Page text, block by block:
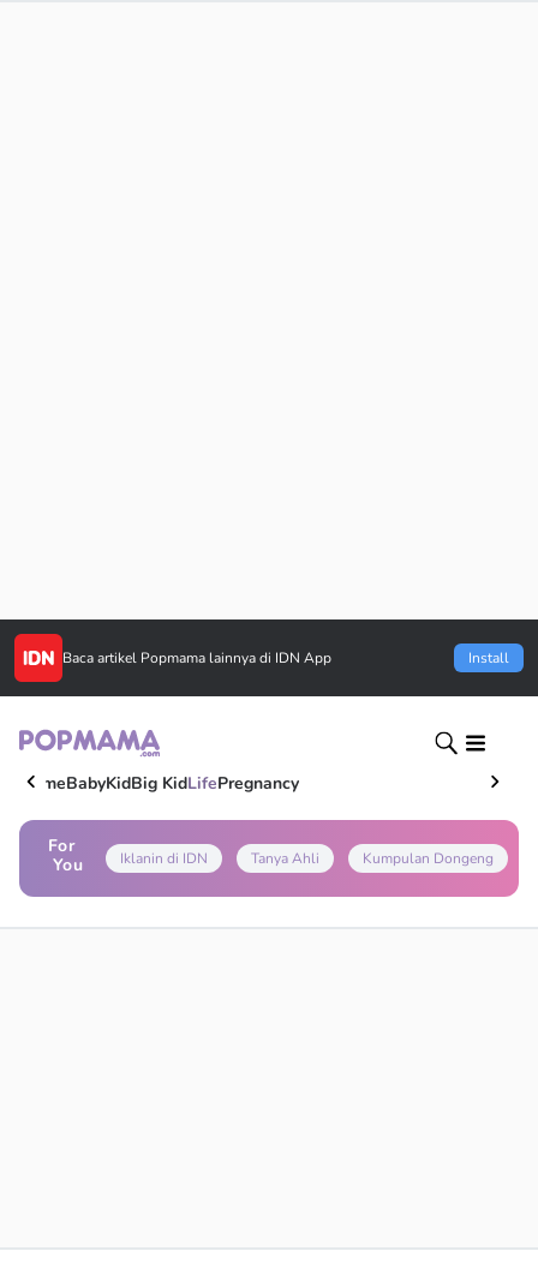
Baca artikel Popmama lainnya di IDN App Install
HomeBabyKidBig KidLifePregnancy
For
You
Iklanin di IDN Tanya Ahli Kumpulan Dongeng